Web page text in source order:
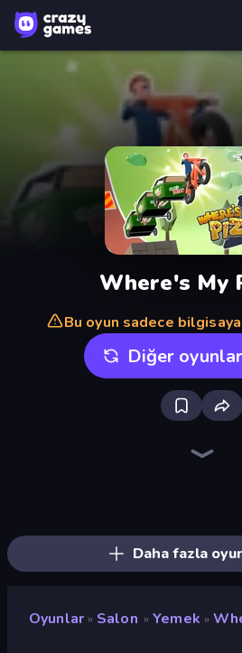
Where's My
Bu oyun sadece
Diğer
Daha fazla
Oyunlar » Salon » Yemek »